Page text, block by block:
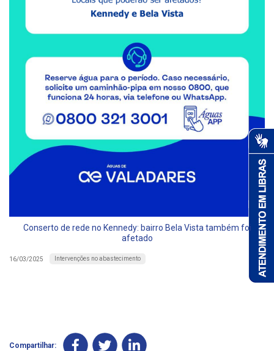
Conserto de rede no Kennedy: bairro Bela Vista também foi
afetado
16/03/2025 Intervenções no abastecimento
Compartilhar: